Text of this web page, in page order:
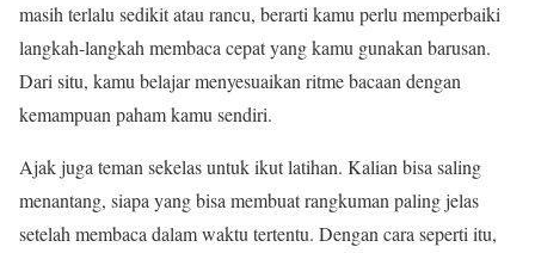
masih terlalu sedikit atau rancu, berarti kamu perlu memperbaiki
langkah-langkah membaca cepat yang kamu gunakan barusan.
Dari situ, kamu belajar menyesuaikan ritme bacaan dengan
kemampuan paham kamu sendiri.
Ajak juga teman sekelas untuk ikut latihan. Kalian bisa saling
menantang, siapa yang bisa membuat rangkuman paling jelas
setelah membaca dalam waktu tertentu. Dengan cara seperti itu,